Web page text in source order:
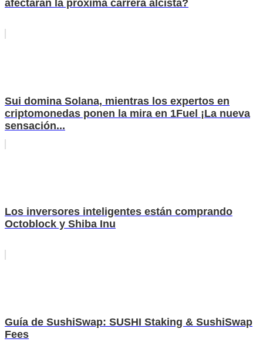
afectarán la próxima carrera alcista?
Sui domina Solana, mientras los expertos en
criptomonedas ponen la mira en 1Fuel ¡La nueva
sensación...
Los inversores inteligentes están comprando
Octoblock y Shiba Inu
Guía de SushiSwap: SUSHI Staking & SushiSwap
Fees